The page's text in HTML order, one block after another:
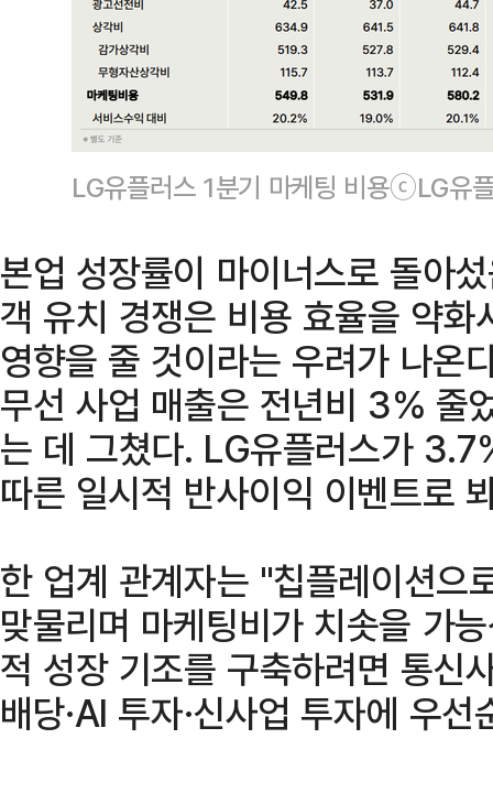
LG유플러스 1분기 마케팅 비용ⓒLG유
본업 성장률이 마이너스로 돌아
객 유치 경쟁은 비용 효율을 약
영향을 줄 것이라는 우려가 나온
무선 사업 매출은 전년비 3% 줄
는 데 그쳤다. LG유플러스가
따른 일시적 반사이익 이벤트로
한 업계 관계자는 "칩플레이션으
맞물리며 마케팅비가 치솟을 가
적 성장 기조를 구축하려면 통신
배당·AI 투자·신사업 투자에 우